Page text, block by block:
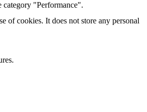
category "Performance".
of cookies. It does not store any personal